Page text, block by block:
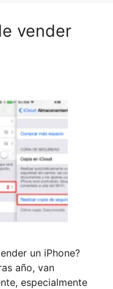
vender
un iPhone?
año, van
especialmente